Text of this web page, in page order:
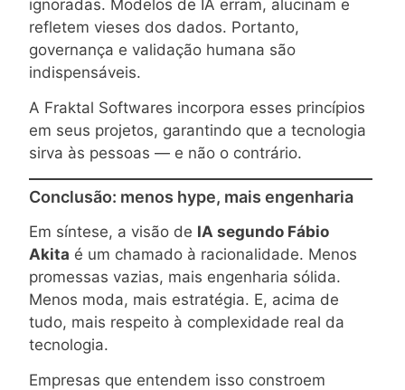
ignoradas. Modelos de IA erram, alucinam e
refletem vieses dos dados. Portanto,
governança e validação humana são
indispensáveis.
A Fraktal Softwares incorpora esses princípios
em seus projetos, garantindo que a tecnologia
sirva às pessoas — e não o contrário.
Conclusão: menos hype, mais engenharia
Em síntese, a visão de IA segundo Fábio
Akita é um chamado à racionalidade. Menos
promessas vazias, mais engenharia sólida.
Menos moda, mais estratégia. E, acima de
tudo, mais respeito à complexidade real da
tecnologia.
Empresas que entendem isso constroem